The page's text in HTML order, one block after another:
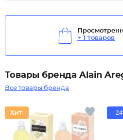
+ 1 товаров
Товары бренда Alain
Все товары бренда
-